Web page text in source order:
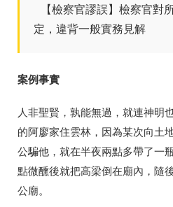
【檢察官謬誤】檢察官對
定，違背一般實務見解
案例事實
人非聖賢，孰能無過，就連神明
的阿廖家住雲林，因為某次向土
公騙他，就在半夜兩點多帶了一
點微醺後就把高梁倒在廟內，隨
公廟。